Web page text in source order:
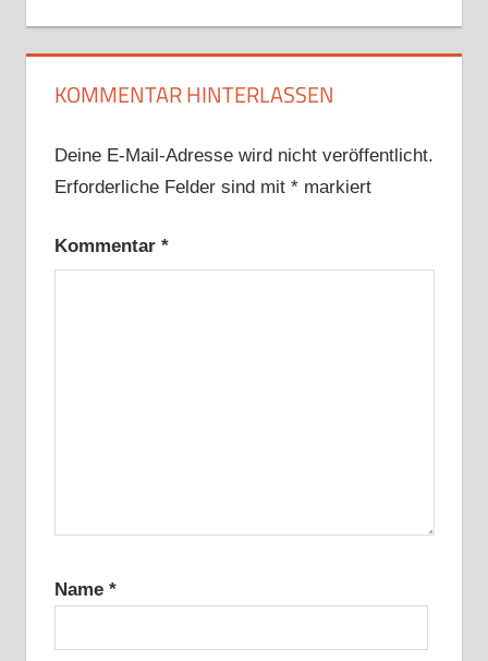
KOMMENTAR HINTERLASSEN
Deine E-Mail-Adresse wird nicht veröffentlicht.
Erforderliche Felder sind mit *markiert
Kommentar *
Name *